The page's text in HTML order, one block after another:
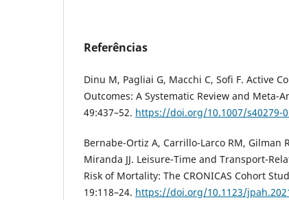
Referências
Dinu M, Pagliai G, Macchi C, Sofi F. Active
Outcomes: A Systematic Review and Meta-
49:437–52. https://doi.org/10.1007/s40279-
Bernabe-Ortiz A, Carrillo-Larco RM, Gilman
Miranda JJ. Leisure-Time and Transport-
Risk of Mortality: The CRONICAS Cohort
19:118–24. https://doi.org/10.1123/